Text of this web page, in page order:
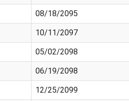
08/18/2095
10/11/2097
05/02/2098
06/19/2098
12/25/2099